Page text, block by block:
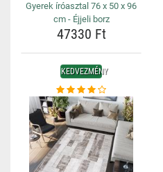
Gyerek íróasztal 76 x 50 x 96
cm - Éjjeli borz
47330 Ft
KEDVEZMÉNY